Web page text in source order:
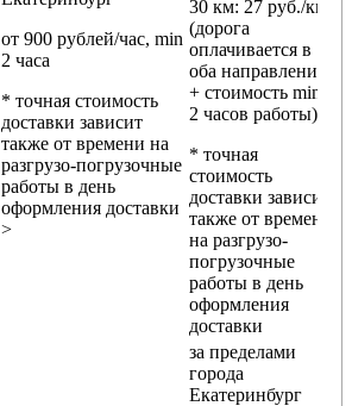
от 900 рублей/час, min
2 часа
* точная стоимость
доставки зависит
также от времени на
разгрузо-погрузочные
работы в день
оформления доставки
>
30 км: 27 руб./км
(дорога
оплачивается в
оба направления
+ стоимость min
2 часов работы)
* точная
стоимость
доставки зависит
также от времени
на разгрузо-
погрузочные
работы в день
оформления
доставки
за пределами
города
Екатеринбург